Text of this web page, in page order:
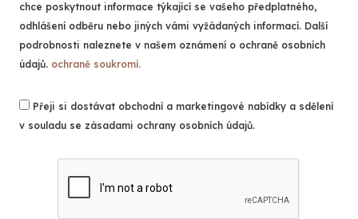
chce poskytnout informace týkající se vašeho předplatného,
odhlášení odběru nebo jiných vámi vyžádaných informací. Další
podrobnosti naleznete v našem oznámení o ochraně osobních
údajů. ochraně soukromí.
Přeji si dostávat obchodní a marketingové nabídky a sdělení
v souladu se zásadami ochrany osobních údajů.